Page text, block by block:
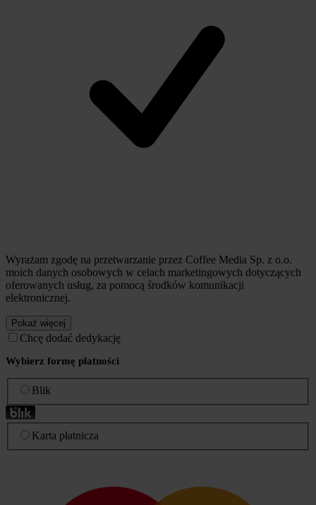
Wyrażam zgodę na przetwarzanie przez Coffee Media Sp. z o.o.
moich danych osobowych w celach marketingowych dotyczących
oferowanych usług, za pomocą środków komunikacji
elektronicznej.
Pokaż więcej
Chcę dodać dedykację
Wybierz formę płatności
Blik
Karta płatnicza